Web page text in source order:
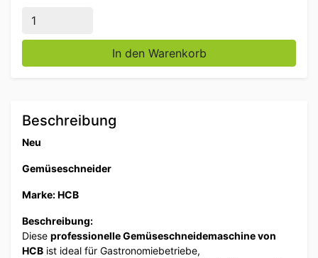
HCB Gemüseschneider mit 2 Schneidscheiben und 3
In den Warenkorb
Beschreibung
Neu
Gemüseschneider
Marke: HCB
Beschreibung:
Diese professionelle Gemüseschneidemaschine von
HCB ist ideal für Gastronomiebetriebe,